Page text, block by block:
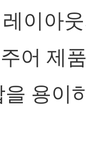
이아
어 제
용이